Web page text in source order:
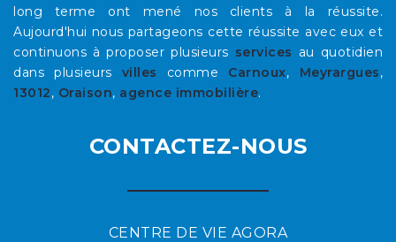
long terme ont mené nos clients à la réussite.
Aujourd'hui nous partageons cette réussite avec eux et
continuons à proposer plusieurs services au quotidien
dans plusieurs villes comme Carnoux, Meyrargues,
13012, Oraison, agence immobilière.
CONTACTEZ-NOUS
CENTRE DE VIE AGORA